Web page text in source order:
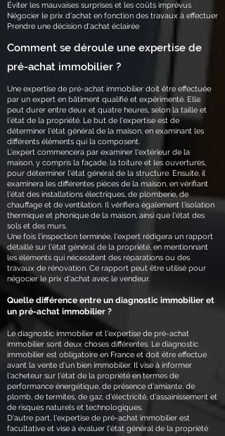
Éviter les mauvaises surprises et les coûts imprévus
Négocier le prix d'achat en fonction des travaux à effectuer
Prendre une décision d'achat éclairée
Comment se déroule une expertise de
pré-achat immobilier ?
Une expertise de pré-achat immobilier doit être effectuée
par un expert en bâtiment qualifié et expérimenté. Elle
peut durer entre deux et quatre heures, selon la taille et
l'état de la propriété. Le but de l'expertise est de
déterminer l'état général de la maison, en examinant les
différents éléments qui la composent.
L'expert commencera par examiner l'extérieur de la
maison, y compris la façade, la toiture et les ouvertures,
pour déterminer l'état général de la structure. Ensuite, il
examinera les différentes pièces de la maison, en vérifiant
l'état des installations électriques, de plomberie, de
chauffage et de ventilation. Il vérifiera également l'isolation
thermique et phonique de la maison, ainsi que l'état des
sols et des murs.
Une fois l'inspection terminée, l'expert rédigera un rapport
détaillé sur l'état général de la propriété, en mentionnant
les éléments qui nécessitent des réparations ou des
travaux de rénovation. Ce rapport peut être utilisé pour
négocier le prix d'achat avec le vendeur.
Quelle différence entre un diagnostic immobilier et
un pré-achat immobilier ?
Le diagnostic immobilier et l'expertise de pré-achat
immobilier sont deux choses différentes. Le diagnostic
immobilier est obligatoire en France et doit être effectué
avant la vente d'un bien immobilier. Il vise à informer
l'acheteur sur l'état de la propriété en termes de
performance énergétique, de présence d'amiante, de
plomb, de termites, de gaz, d'électricité, d'assainissement et
de risques naturels et technologiques.
D'autre part, l'expertise de pré-achat immobilier est
facultative et vise à évaluer l'état général de la propriété